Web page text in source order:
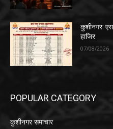
कुशीनगर:
हाजिर
07/08/2026
POPULAR CATEGORY
कुशीनगर समाचार